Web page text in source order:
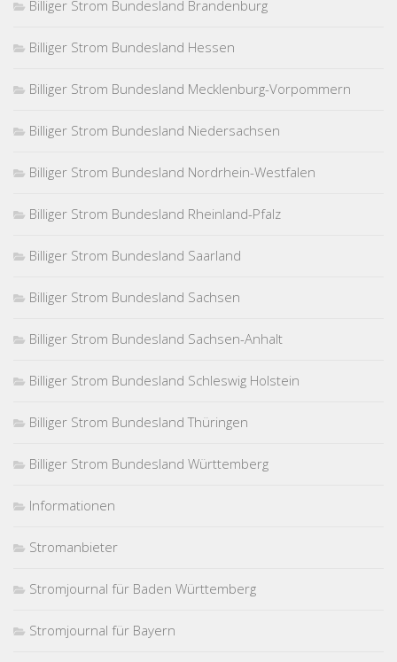
Billiger Strom Bundesland Brandenburg
Billiger Strom Bundesland Hessen
Billiger Strom Bundesland Mecklenburg-Vorpommern
Billiger Strom Bundesland Niedersachsen
Billiger Strom Bundesland Nordrhein-Westfalen
Billiger Strom Bundesland Rheinland-Pfalz
Billiger Strom Bundesland Saarland
Billiger Strom Bundesland Sachsen
Billiger Strom Bundesland Sachsen-Anhalt
Billiger Strom Bundesland Schleswig Holstein
Billiger Strom Bundesland Thüringen
Billiger Strom Bundesland Württemberg
Informationen
Stromanbieter
Stromjournal für Baden Württemberg
Stromjournal für Bayern